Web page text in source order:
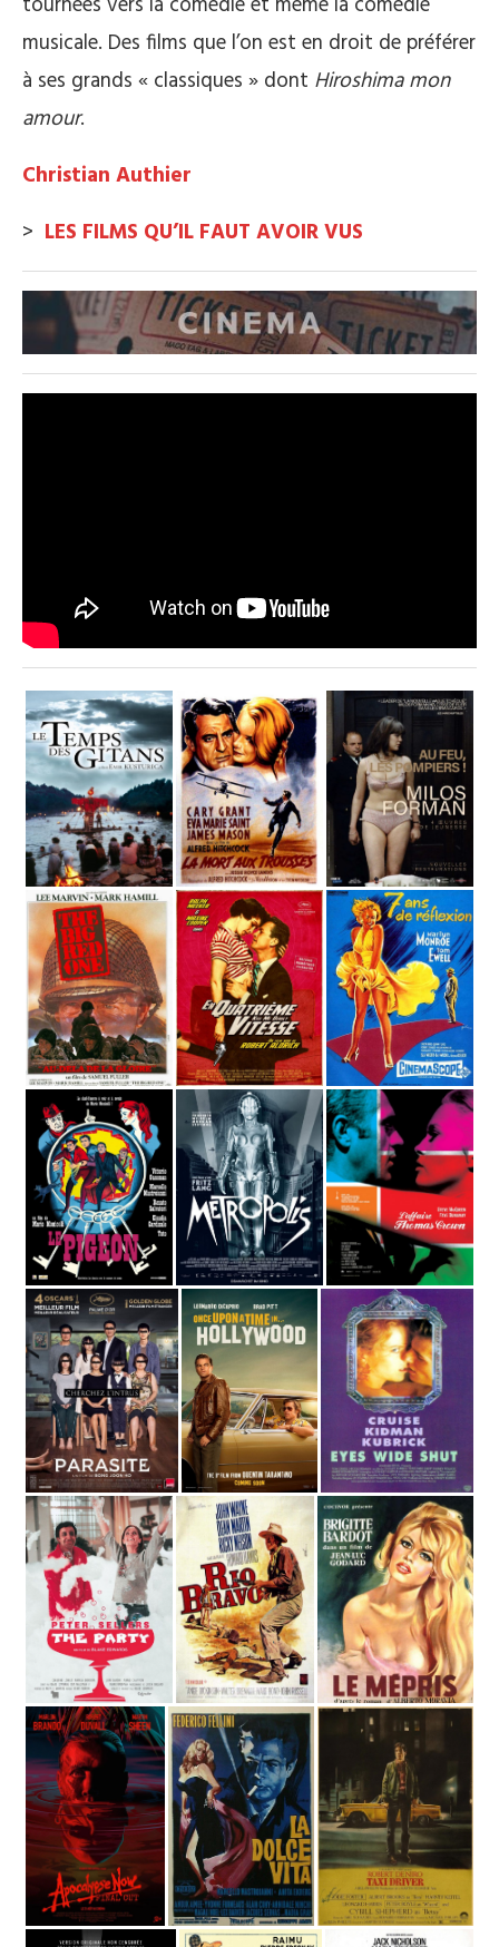
musicale. Des films que l’on est en droit de préférer
à ses grands « classiques » dont Hiroshima mon
amour.
Christian Authier
> LES FILMS QU’IL FAUT AVOIR VUS